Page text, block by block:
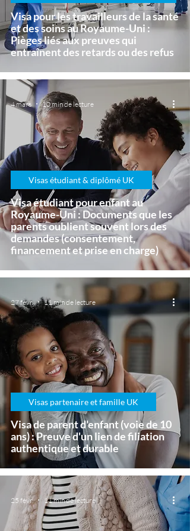
Visa pour les travailleurs de la santé
et des soins au Royaume-Uni :
Pièges liés aux preuves qui
entraînent des retards ou des refus
Visa étudiant pour enfant au
Royaume-Uni : Documents que les
parents oublient souvent lors des
demandes (consentement,
financement et prise en charge)
Visas étudiant & diplômé UK
4 mars 10 min de lecture
Visa de parent d'enfant (voie de 10
ans) : Preuve d'un lien de filiation
authentique et durable
Visas partenaire et famille UK
27 févr. 11 min de lecture
25 févr. 11 min de lecture